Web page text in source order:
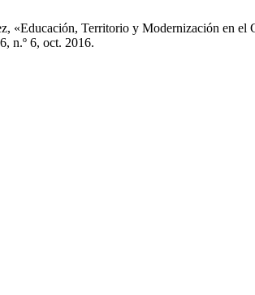
«Educación, Territorio y Modernización en
n.º 6, oct. 2016.